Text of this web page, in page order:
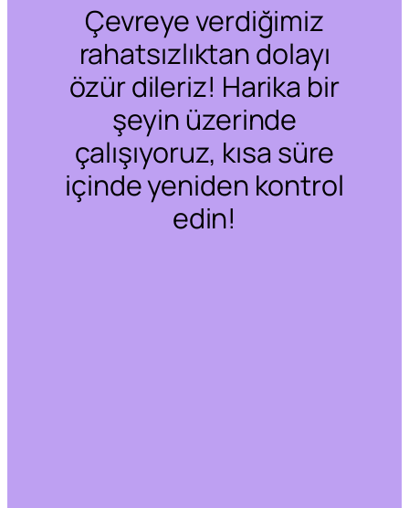
Çevreye verdiğimiz
rahatsızlıktan dolayı
özür dileriz! Harika bir
şeyin üzerinde
çalışıyoruz, kısa süre
içinde yeniden kontrol
edin!